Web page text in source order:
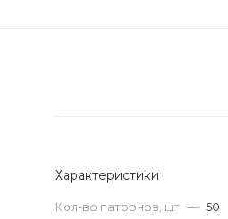
Характеристики
Кол-во патронов, шт — 50